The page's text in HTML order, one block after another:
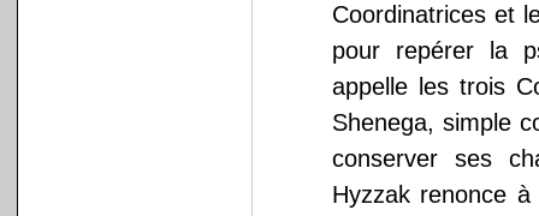
Coordinatrices et
pour repérer la
appelle les trois
Shenega, simple
conserver ses
Hyzzak renonce